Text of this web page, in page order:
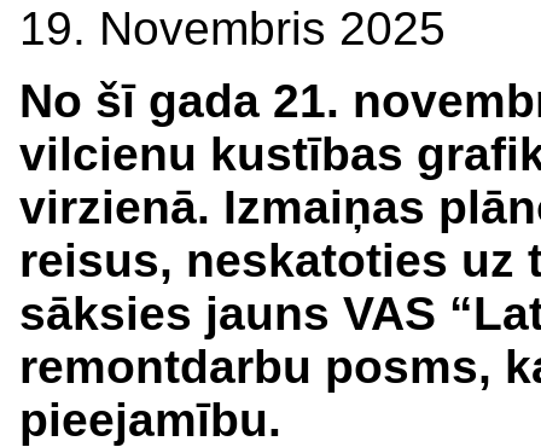
19. Novembris 2025
No šī gada 21.
vilcienu kustības
virzienā. Izmaiņas
reisus, neskatoties uz
sāksies jauns VAS
remontdarbu posms,
pieejamību.